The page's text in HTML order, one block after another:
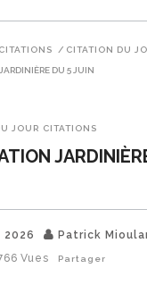
CITATIONS / CITATION DU
DU 5 JUIN
JOUR CITATIONS
2026
Patrick
Vues Partager